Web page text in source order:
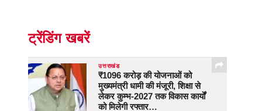
ट्रेंडिंग खबरें
उत्तराखंड
₹1096 करोड़ की योजनाओं को
मुख्यमंत्री धामी की मंजूरी, शिक्षा से
लेकर कुम्भ-2027 तक विकास कार्यों
को मिलेगी रफ्तार…